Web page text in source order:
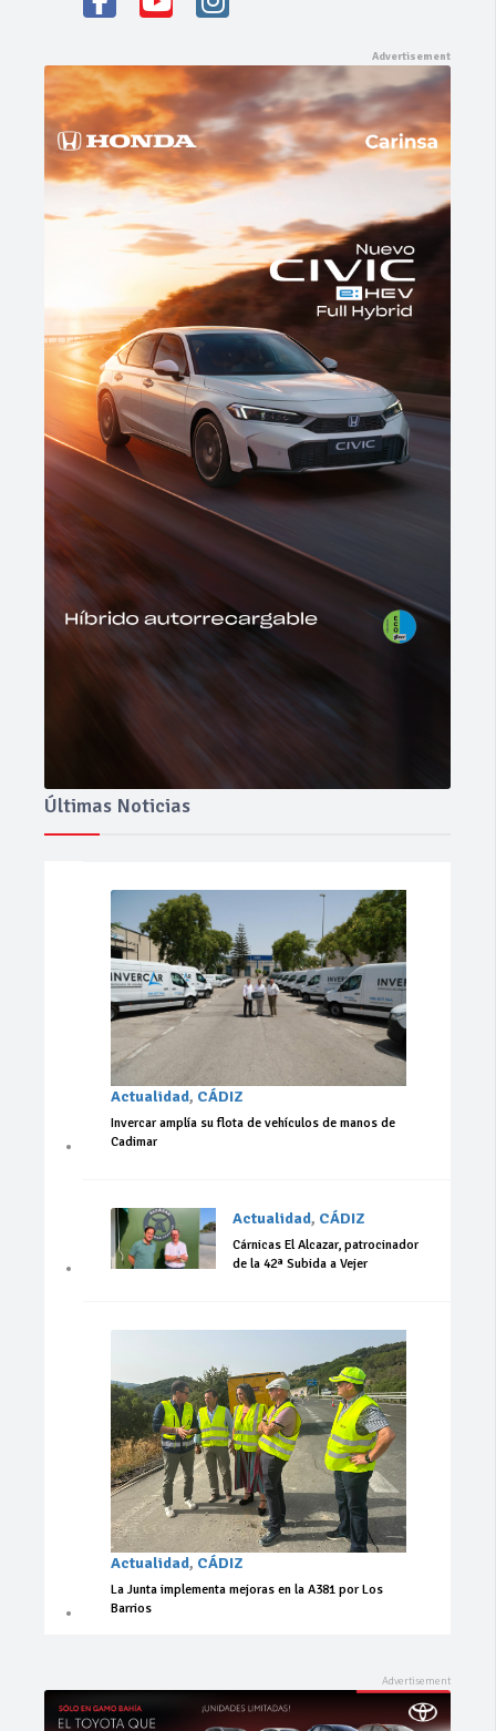
Últimas Noticias
Actualidad, CÁDIZ
Invercar amplía su flota de vehículos de manos de
Cadimar
Actualidad, CÁDIZ
Cárnicas El Alcazar, patrocinador
de la 42ª Subida a Vejer
Actualidad, CÁDIZ
La Junta implementa mejoras en la A381 por Los
Barrios